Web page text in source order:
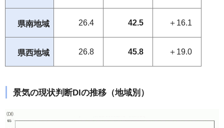
県南地域 26.4 42.5 ＋16.1
県西地域 26.8 45.8 ＋19.0
景気の現状判断DIの推移（地域別）